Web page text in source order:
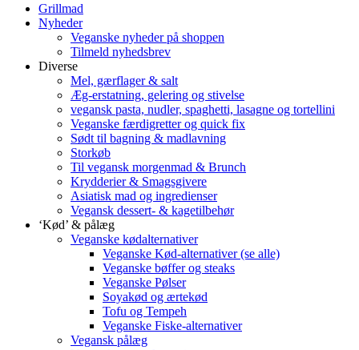
Grillmad
Nyheder
Veganske nyheder på shoppen
Tilmeld nyhedsbrev
Diverse
Mel, gærflager & salt
Æg-erstatning, gelering og stivelse
vegansk pasta, nudler, spaghetti, lasagne og tortellini
Veganske færdigretter og quick fix
Sødt til bagning & madlavning
Storkøb
Til vegansk morgenmad & Brunch
Krydderier & Smagsgivere
Asiatisk mad og ingredienser
Vegansk dessert- & kagetilbehør
‘Kød’ & pålæg
Veganske kødalternativer
Veganske Kød-alternativer (se alle)
Veganske bøffer og steaks
Veganske Pølser
Soyakød og ærtekød
Tofu og Tempeh
Veganske Fiske-alternativer
Vegansk pålæg